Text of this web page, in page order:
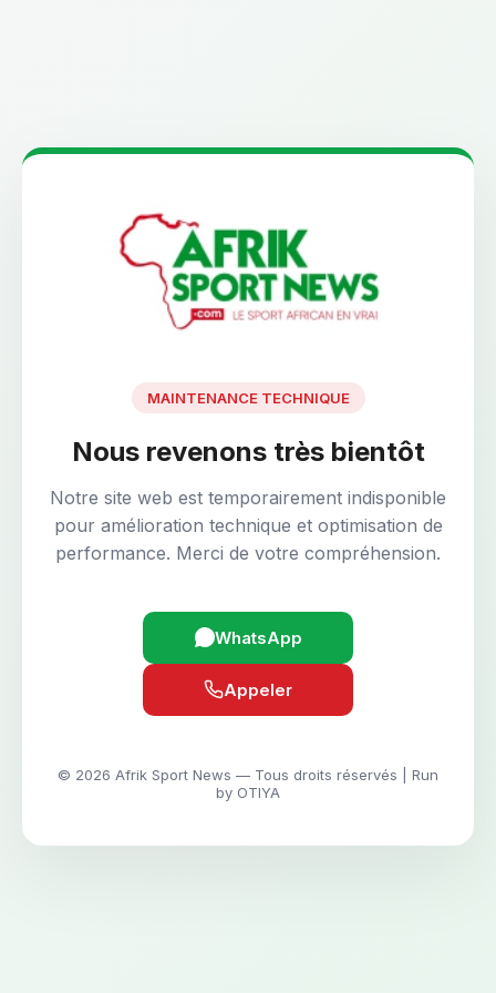
MAINTENANCE TECHNIQUE
Nous revenons très bientôt
Notre site web est temporairement indisponible
pour amélioration technique et optimisation de
performance. Merci de votre compréhension.
WhatsApp
Appeler
© 2026 Afrik Sport News — Tous droits réservés | Run
by OTIYA